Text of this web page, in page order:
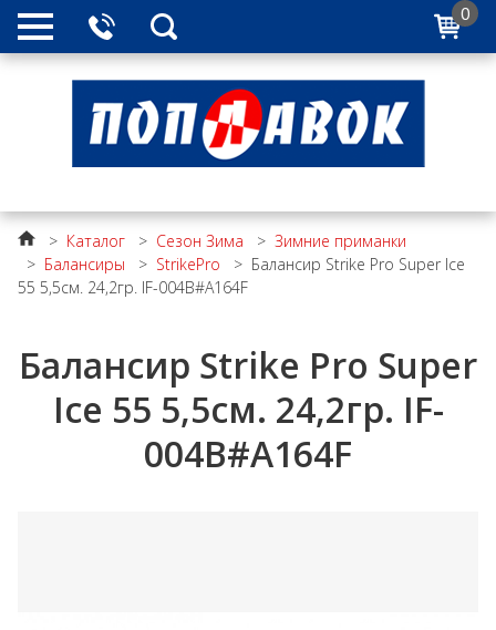
0
> Каталог > Сезон Зима > Зимние приманки
> Балансиры > StrikePro > Балансир Strike Pro Super Ice
55 5,5см. 24,2гр. IF-004B#A164F
Балансир Strike Pro Super
Ice 55 5,5см. 24,2гр. IF-
004B#A164F